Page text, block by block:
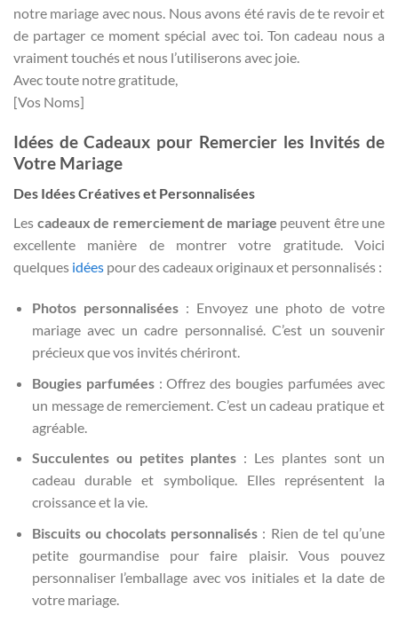
notre mariage avec nous. Nous avons été ravis de te revoir et
de partager ce moment spécial avec toi. Ton cadeau nous a
vraiment touchés et nous l’utiliserons avec joie.
Avec toute notre gratitude,
[Vos Noms]
Idées de Cadeaux pour Remercier les Invités de
Votre Mariage
Des Idées Créatives et Personnalisées
Les cadeaux de remerciement de mariage peuvent être une
excellente manière de montrer votre gratitude. Voici
quelques idées pour des cadeaux originaux et personnalisés :
Photos personnalisées: Envoyez une photo de votre
mariage avec un cadre personnalisé. C’est un souvenir
précieux que vos invités chériront.
Bougies parfumées: Offrez des bougies parfumées avec
un message de remerciement. C’est un cadeau pratique et
agréable.
Succulentes ou petites plantes : Les plantes sont un
cadeau durable et symbolique. Elles représentent la
croissance et la vie.
Biscuits ou chocolats personnalisés : Rien de tel qu’une
petite gourmandise pour faire plaisir. Vous pouvez
personnaliser l’emballage avec vos initiales et la date de
votre mariage.